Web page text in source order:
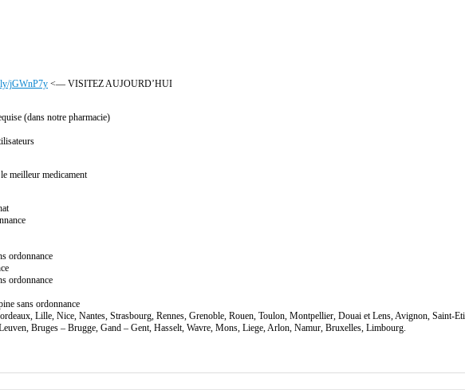
jGWnP7y <— VISITEZ AUJOURD’HUI
(dans notre pharmacie)
meilleur medicament
ordonnance
ordonnance
sans ordonnance
Lille, Nice, Nantes, Strasbourg, Rennes, Grenoble, Rouen, Toulon, Montpellier, Douai et Lens, Avignon, Saint-
Bruges – Brugge, Gand – Gent, Hasselt, Wavre, Mons, Liege, Arlon, Namur, Bruxelles, Limbourg.